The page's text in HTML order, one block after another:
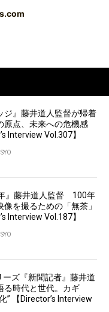
ジ』藤井道人監督が帰着
原点、未来への危機感
Interview Vol.307】
SYO
』藤井道人監督 100年
像を撮るための「無茶」
Interview Vol.187】
SYO
ーズ『新聞記者』藤井道
る時代と世代。カギ
” 【Director’s Interview